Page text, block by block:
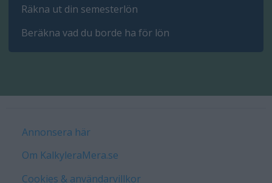
Räkna ut din semesterlön
Beräkna vad du borde ha för lön
Annonsera här
Om KalkyleraMera.se
Cookies & användarvillkor